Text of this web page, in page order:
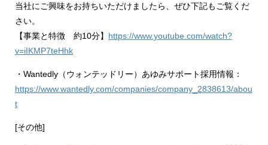
当社にご興味をお持ちいただけましたら、ぜひ下記もご覧くだ
さい。
【事業と特徴 約10分】 https://www.youtube.com/watch?
v=iIKMP7teHhk
・Wantedly（ウォンテッドリー）あゆみサポート採用情報：
https://www.wantedly.com/companies/company_2838613/abou
t
[その他]